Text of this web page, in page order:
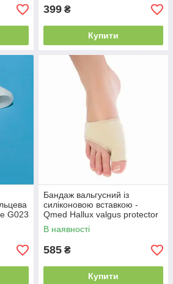
399 ₴
Купити
G023
Бандаж вальгусний із
силіконовою вставкою -
Qmed Hallux valgus protector
I206
В наявності
585 ₴
Купити